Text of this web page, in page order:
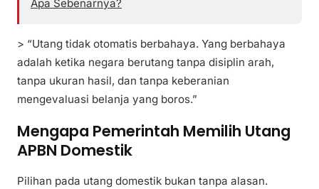
Apa Sebenarnya?
> “Utang tidak otomatis berbahaya. Yang berbahaya
adalah ketika negara berutang tanpa disiplin arah,
tanpa ukuran hasil, dan tanpa keberanian
mengevaluasi belanja yang boros.”
Mengapa Pemerintah Memilih Utang
APBN Domestik
Pilihan pada utang domestik bukan tanpa alasan.